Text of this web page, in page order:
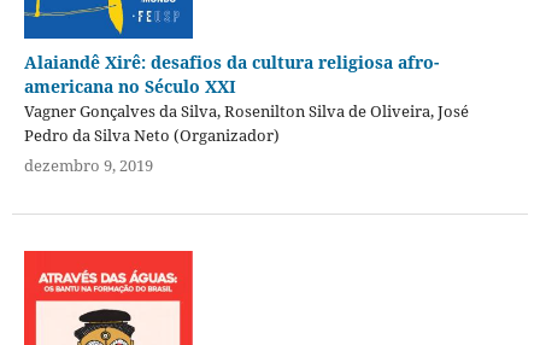
Alaiandê Xirê: desafios da cultura religiosa afro-
americana no Século XXI
Vagner Gonçalves da Silva, Rosenilton Silva de Oliveira, José
Pedro da Silva Neto (Organizador)
dezembro 9, 2019